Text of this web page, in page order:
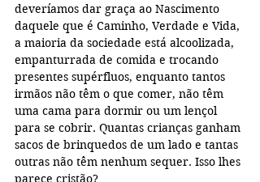
deveríamos dar graça ao Nascimento
daquele que é Caminho, Verdade e Vida,
a maioria da sociedade está alcoolizada,
empanturrada de comida e trocando
presentes supérfluos, enquanto tantos
irmãos não têm o que comer, não têm
uma cama para dormir ou um lençol
para se cobrir. Quantas crianças ganham
sacos de brinquedos de um lado e tantas
outras não têm nenhum sequer. Isso lhes
parece cristão?